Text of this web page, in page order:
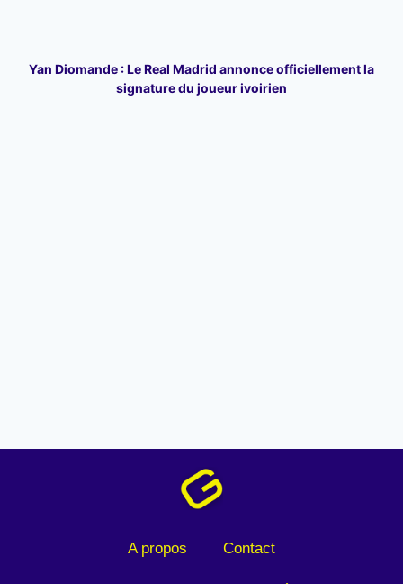
Yan Diomande : Le Real Madrid annonce officiellement la
signature du joueur ivoirien
A propos Contact